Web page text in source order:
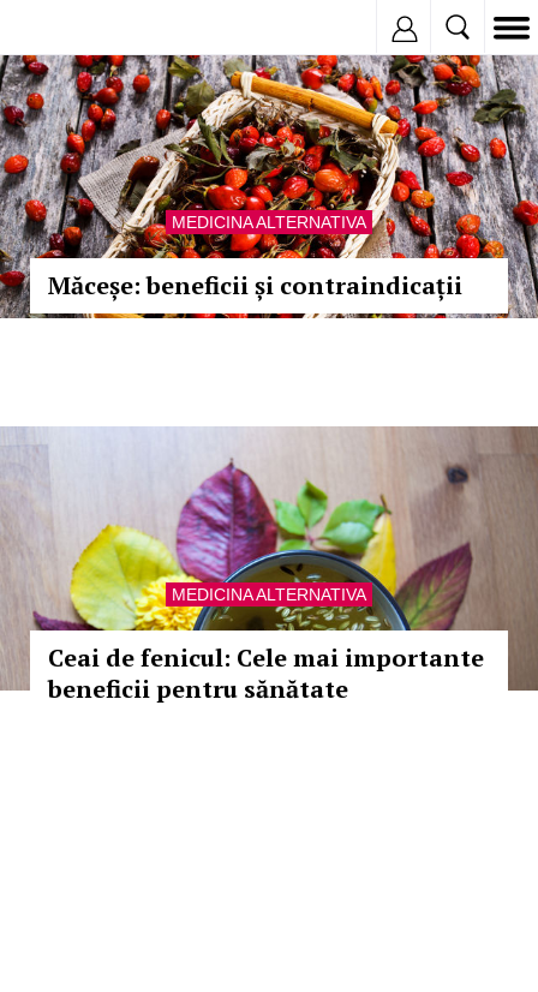
MEDICINA ALTERNATIVA
Măceșe: beneficii și contraindicații
MEDICINA ALTERNATIVA
Ceai de fenicul: Cele mai importante
beneficii pentru sănătate